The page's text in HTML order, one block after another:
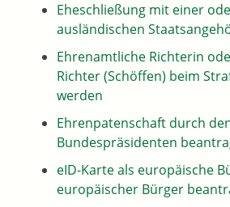
Eheschließung mit einer
ausländischen
Ehrenamtliche Richterin
Richter (Schöffen) beim
werden
Ehrenpatenschaft durch
Bundespräsidenten
eID-Karte als europäische
europäischer Bürger